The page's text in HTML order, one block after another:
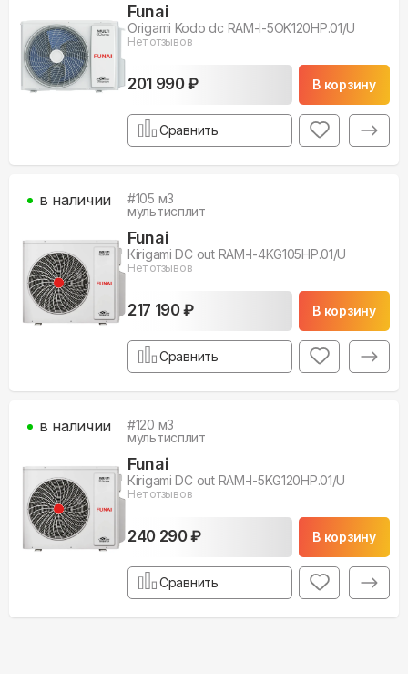
Funai
Origami Kodo dc RAM-I-5OK120HP.01/U
Нет отзывов
201 990 ₽ В корзину
Сравнить
#105 м3
мультисплит
Funai
Кirigami DC out RAM-I-4KG105HP.01/U
Нет отзывов
217 190 ₽ В корзину
в наличии
Сравнить
#120 м3
мультисплит
Funai
Кirigami DC out RAM-I-5KG120HP.01/U
Нет отзывов
240 290 ₽ В корзину
в наличии
Сравнить